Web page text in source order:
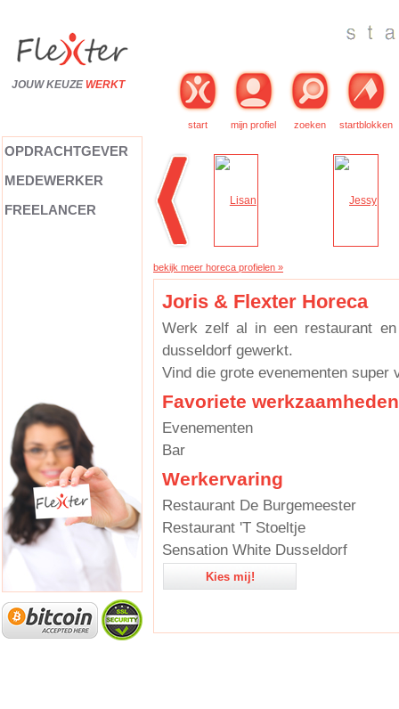
JOUW KEUZE WERKT
start mijn profiel zoeken startblokken
OPDRACHTGEVER
MEDEWERKER
FREELANCER
bekijk meer horeca profielen »
Joris & Flexter Horeca
Werk zelf al in een restaurant
dusseldorf gewerkt.
Vind die grote evenementen super
Favoriete werkzaamheden
Evenementen
Bar
Werkervaring
Restaurant De Burgemeester
Restaurant 'T Stoeltje
Sensation White Dusseldorf
Kies mij!